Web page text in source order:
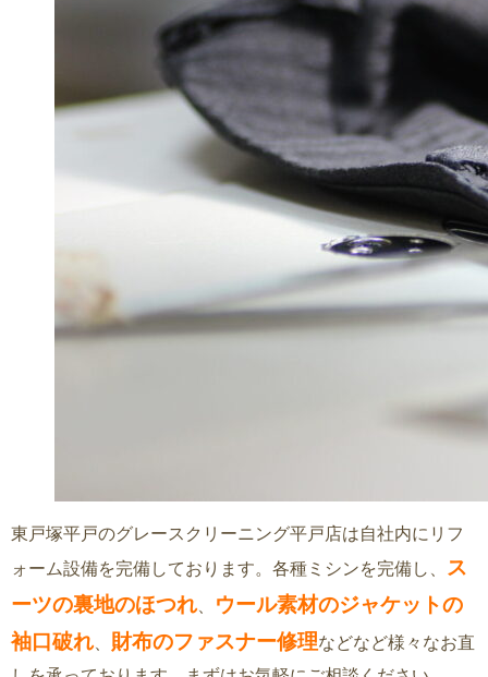
東戸塚平戸のグレースクリーニング平戸店は自社内にリフ
ォーム設備を完備しております。各種ミシンを完備し、
ス
ーツの裏地のほつれ、
ウール素材のジャケットの
袖口破れ、 財布のファスナー修理などなど様々なお直